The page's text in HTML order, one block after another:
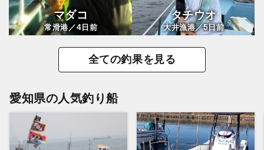
マダコ
常滑港／4日前
タチウオ
大井漁港／5日前
全ての釣果を見る
愛知県の人気釣り船